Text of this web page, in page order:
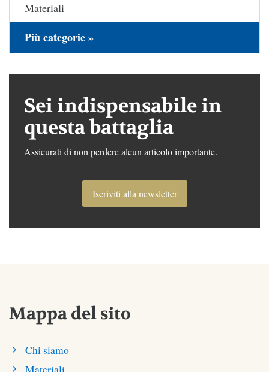
Materiali
Più categorie »
Sei indispensabile in
questa battaglia
Assicurati di non perdere alcun articolo importante.
Iscriviti alla newsletter
Mappa del sito
Chi siamo